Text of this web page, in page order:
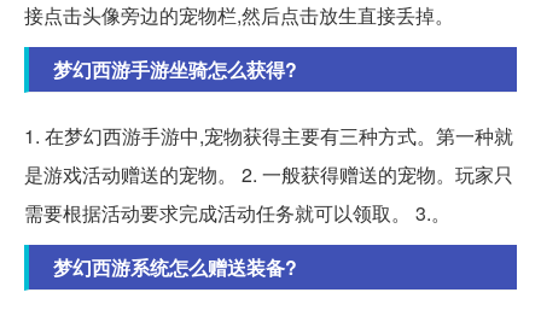
接点击头像旁边的宠物栏,然后点击放生直接丢掉。
梦幻西游手游坐骑怎么获得?
1. 在梦幻西游手游中,宠物获得主要有三种方式。第一种就
是游戏活动赠送的宠物。 2. 一般获得赠送的宠物。玩家只
需要根据活动要求完成活动任务就可以领取。 3.。
梦幻西游系统怎么赠送装备?